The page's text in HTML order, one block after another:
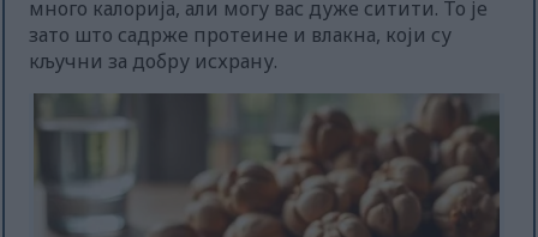
много калорија, али могу вас дуже ситити. То је
зато што садрже протеине и влакна, који су
кључни за добру исхрану.